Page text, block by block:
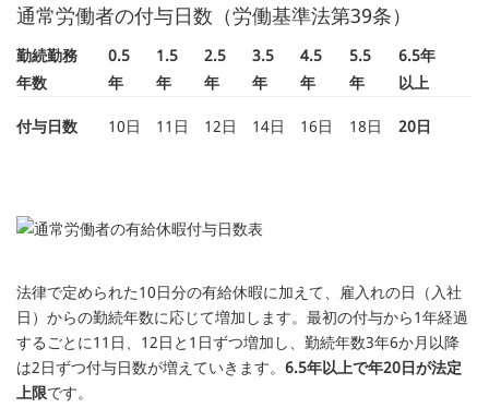
通常労働者の付与日数（労働基準法第39条）
勤続勤務
年数
0.5
年
1.5
年
2.5
年
3.5
年
4.5
年
5.5
年
6.5年
以上
付与日数 10日 11日 12日 14日 16日 18日 20日
法律で定められた10日分の有給休暇に加えて、雇入れの日（入社
日）からの勤続年数に応じて増加します。最初の付与から1年経過
するごとに11日、12日と1日ずつ増加し、勤続年数3年6か月以降
は2日ずつ付与日数が増えていきます。 6.5年以上で年20日が法定
上限です。